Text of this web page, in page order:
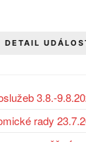
DETAIL
3.8.-
rady